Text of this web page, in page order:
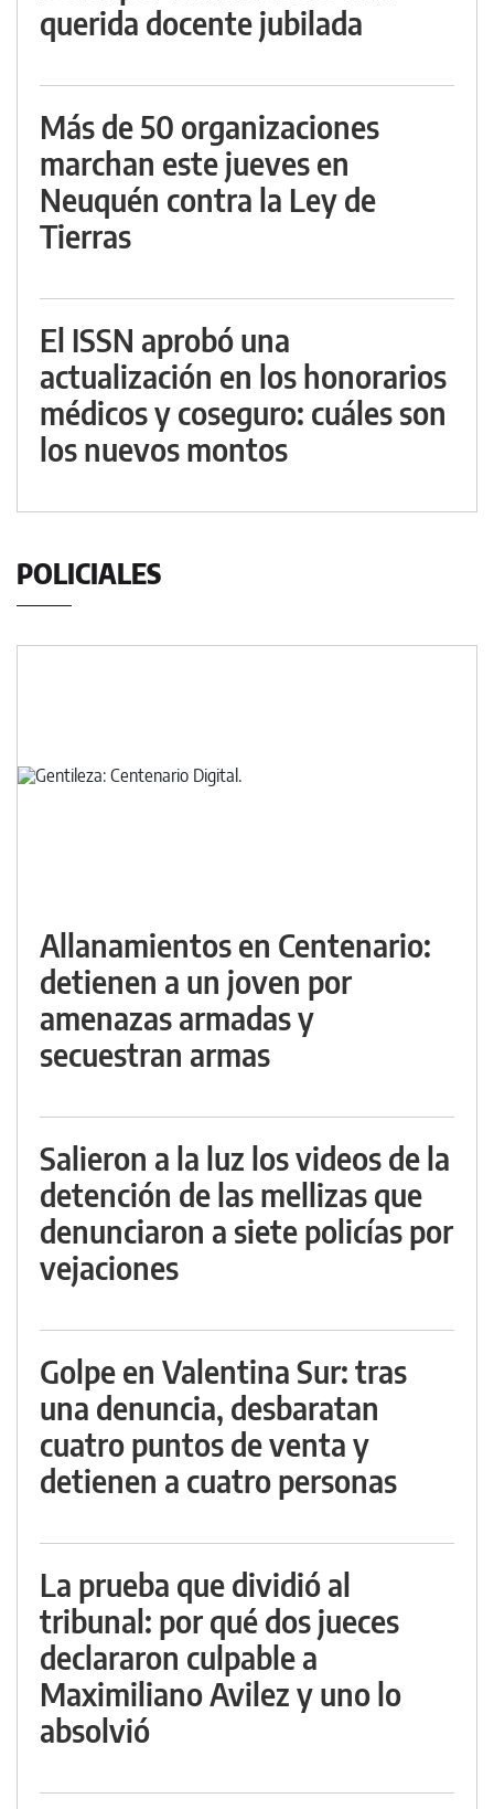
querida docente jubilada
Más de 50 organizaciones
marchan este jueves en
Neuquén contra la Ley de
Tierras
El ISSN aprobó una
actualización en los honorarios
médicos y coseguro: cuáles son
los nuevos montos
POLICIALES
Allanamientos en Centenario:
detienen a un joven por
amenazas armadas y
secuestran armas
Salieron a la luz los videos de la
detención de las mellizas que
denunciaron a siete policías por
vejaciones
Golpe en Valentina Sur: tras
una denuncia, desbaratan
cuatro puntos de venta y
detienen a cuatro personas
La prueba que dividió al
tribunal: por qué dos jueces
declararon culpable a
Maximiliano Avilez y uno lo
absolvió